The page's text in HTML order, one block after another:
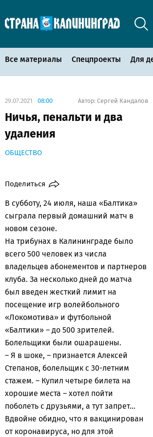
Все материалы Спецпроекты Для
29.07.2021 08:00 Автор: Сергей Кандалов
Ничья, пенальти и два
удаления
ОБЩЕСТВО
Поделиться
В субботу, 24 июля, наша «Балтика»
сыграла первый домашний матч в
новом сезоне.
На трибунах в Калининграде было
всего 500 человек из числа
владельцев абонементов и партнеров
клуба. За несколько дней до матча
был введен жесткий лимит на
посещение игр волейбольного
«Локомотива» и футбольной
«Балтики» – до 500 зрителей.
Болельщики были ошарашены.
– Я в шоке, – признается Алексей
Степанов, болельщик с 30-летним
стажем. – Купил четыре билета на
хорошие места – хотел пойти
поболеть с друзьями, а тут запрет…
Вдвойне обидно, что я вакцинирован
от коронавируса, но для этой